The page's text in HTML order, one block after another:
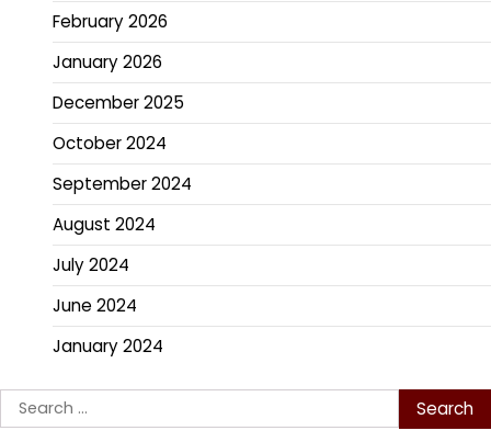
February 2026
January 2026
December 2025
October 2024
September 2024
August 2024
July 2024
June 2024
January 2024
Search
for: